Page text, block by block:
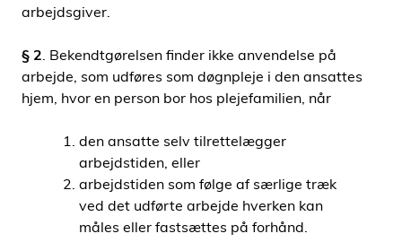
arbejdsgiver.
§ 2. Bekendtgørelsen finder ikke anvendelse på
arbejde, som udføres som døgnpleje i den ansattes
hjem, hvor en person bor hos plejefamilien, når
den ansatte selv tilrettelægger
arbejdstiden, eller
arbejdstiden som følge af særlige træk
ved det udførte arbejde hverken kan
måles eller fastsættes på forhånd.